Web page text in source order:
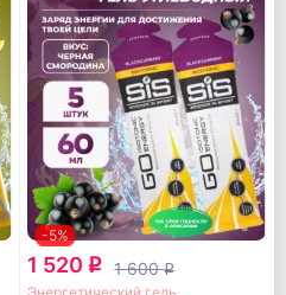
-5%
1 520 q 1 600q